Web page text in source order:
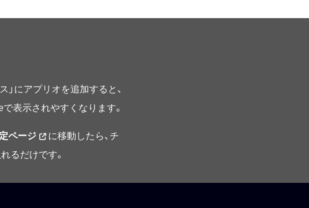
」にアプリオを追加すると、
表示されやすくなります。
ページ
に移動したら、チ
るだけです。